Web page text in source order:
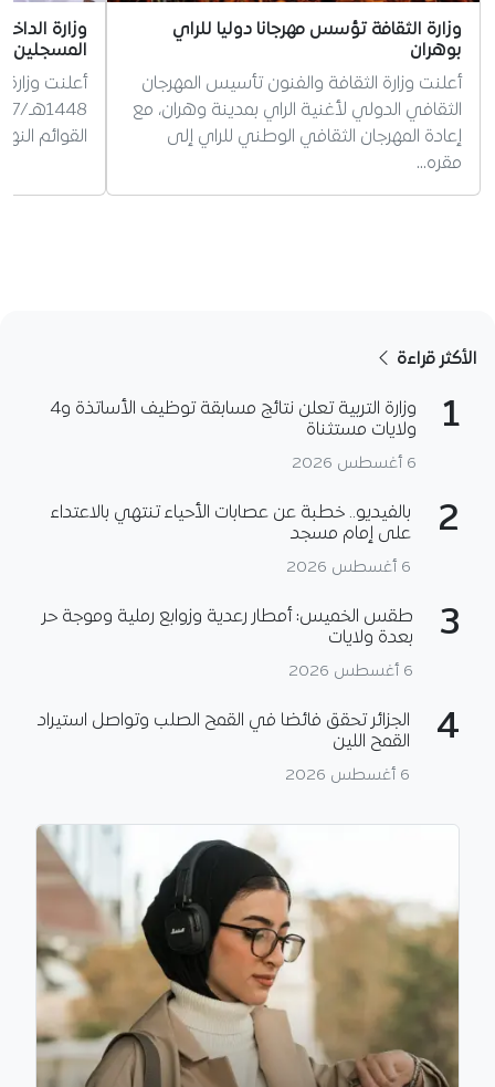
وزارة الثقافة تؤسس مهرجانا دوليا للراي
بوهران
أعلنت وزارة الثقافة والفنون تأسيس المهرجان
الثقافي الدولي لأغنية الراي بمدينة وهران، مع
إعادة المهرجان الثقافي الوطني للراي إلى
مقره…
وزارة
المسجلين
أعلنت
القوائم
الأكثر قراءة
1
وزارة التربية تعلن نتائج مسابقة توظيف الأساتذة و4
ولايات مستثناة
6 أغسطس 2026
2
بالفيديو.. خطبة عن عصابات الأحياء تنتهي بالاعتداء
على إمام مسجد
6 أغسطس 2026
3
طقس الخميس: أمطار رعدية وزوابع رملية وموجة حر
بعدة ولايات
6 أغسطس 2026
4
الجزائر تحقق فائضا في القمح الصلب وتواصل استيراد
القمح اللين
6 أغسطس 2026